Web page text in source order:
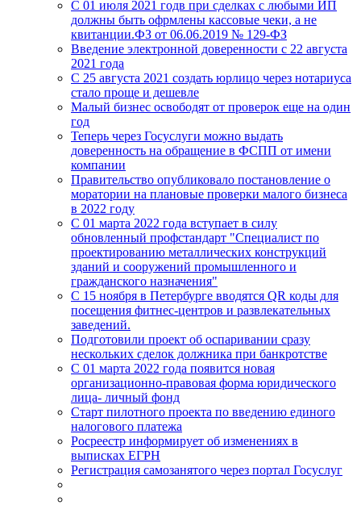
С 01 июля 2021 годв при сделках с любыми ИП
должны быть офрмлены кассовые чеки, а не
квитанции.ФЗ от 06.06.2019 № 129-ФЗ
Введение электронной доверенности с 22 августа
2021 года
C 25 августа 2021 создать юрлицо через нотариуса
стало проще и дешевле
Малый бизнес освободят от проверок еще на один
год
Теперь через Госуслуги можно выдать
доверенность на обращение в ФСПП от имени
компании
Правительство опубликовало постановление о
моратории на плановые проверки малого бизнеса
в 2022 году
С 01 марта 2022 года вступает в силу
обновленный профстандарт "Специалист по
проектированию металлических конструкций
зданий и сооружений промышленного и
гражданского назначения"
С 15 ноября в Петербурге вводятся QR коды для
посещения фитнес-центров и развлекательных
заведений.
Подготовили проект об оспаривании сразу
нескольких сделок должника при банкротстве
С 01 марта 2022 года появится новая
организационно-правовая форма юридического
лица- личный фонд
Старт пилотного проекта по введению единого
налогового платежа
Росреестр информирует об изменениях в
выписках ЕГРН
Регистрация самозанятого через портал Госуслуг